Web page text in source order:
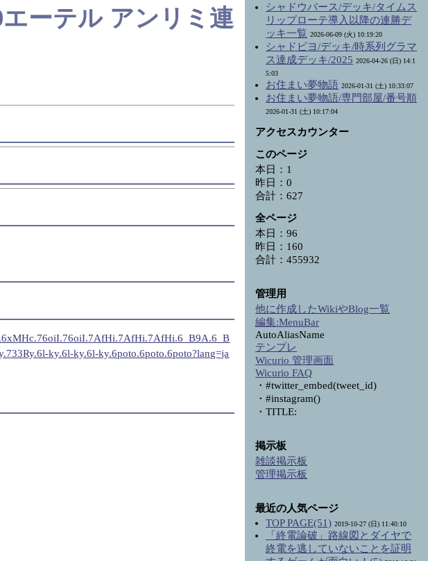
ーテル アンリミ連
ky.6l-ky.6l-ky.6poto.6poto.6poto?lang=ja
シャドウバース/デッキ/タイムス
リップローテ導入以降の連勝デ
ッキ一覧 2026-06-09 (火) 10:19:20
シャドビヨ/デッキ/時系列グラマ
ス達成デッキ/2025 2026-04-26 (日) 14:1
5:03
お住まい夢物語 2026-01-31 (土) 10:33:07
お住まい夢物語/専門部屋/番号順
2026-01-31 (土) 10:17:04
アクセスカウンター
このページ
本日：1
昨日：0
合計：627
全ページ
本日：96
昨日：160
合計：455932
管理用
他に作成したWikiやBlog一覧
編集:MenuBar
AutoAliasName
テンプレ
Wicurio 管理画面
Wicurio FAQ
・#twitter_embed(tweet_id)
・#instagram()
・TITLE:
掲示板
雑談掲示板
管理掲示板
最近の人気ページ
TOP PAGE(51) 2019-10-27 (日) 11:40:10
「終電論破」路線図とダイヤで
終電を逃していないことを証明